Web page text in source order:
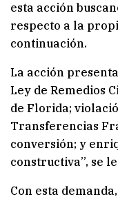
esta acción
respecto a la
continuación.
La acción
Ley de Remedios
de Florida;
Transferencias
conversión; y
constructiva”, se
Con esta